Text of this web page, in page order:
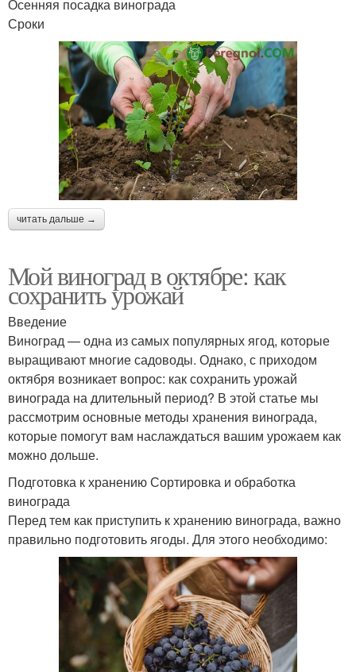
Осенняя посадка винограда
Сроки
читать дальше →
Мой виноград в октябре: как
сохранить урожай
Введение
Виноград — одна из самых популярных ягод, которые
выращивают многие садоводы. Однако, с приходом
октября возникает вопрос: как сохранить урожай
винограда на длительный период? В этой статье мы
рассмотрим основные методы хранения винограда,
которые помогут вам наслаждаться вашим урожаем как
можно дольше.
Подготовка к хранению Сортировка и обработка
винограда
Перед тем как приступить к хранению винограда, важно
правильно подготовить ягоды. Для этого необходимо: